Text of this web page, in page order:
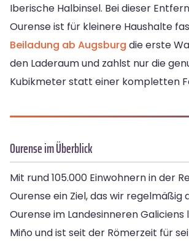
Iberische Halbinsel. Bei dieser
Ourense ist für kleinere Haushalte
Beiladung ab Augsburg die erste
den Laderaum und zahlst nur die
Kubikmeter statt einer kompletten
Ourense im Überblick
Mit rund 105.000 Einwohnern in der
Ourense ein Ziel, das wir regelmäßig
Ourense im Landesinneren Galiciens
Miño und ist seit der Römerzeit für